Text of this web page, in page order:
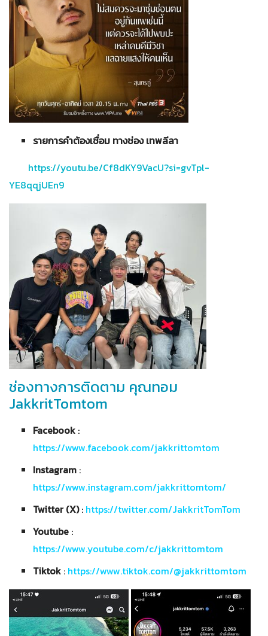
รายการคำต้องเชื่อม ทางช่อง เทพลีลา
https://youtu.be/Cf8dKY9VacU?si=gvTpl-
YE8qqjUEn9
ช่องทางการติดตาม คุณทอม
JakkritTomtom
Facebook :
https://www.facebook.com/jakkrittomtom
Instagram :
https://www.instagram.com/jakkrittomtom/
Twitter (X): https://twitter.com/JakkritTomTom
Youtube :
https://www.youtube.com/c/jakkrittomtom
Tiktok : https://www.tiktok.com/@jakkrittomtom